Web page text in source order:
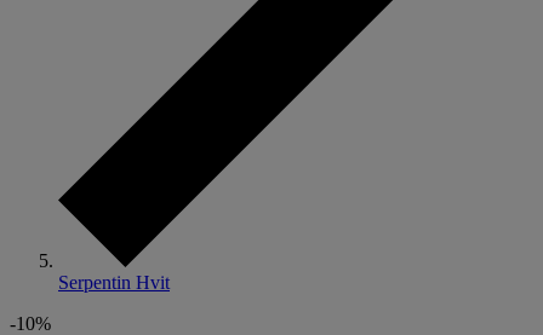
Serpentin Hvit
-10%